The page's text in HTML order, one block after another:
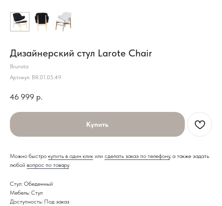
Дизайнерский стул Larote Chair
Brunsta
Артикул: BR.01.05.49
46 999 р.
Купить
Можно быстро купить в один клик или сделать заказ по телефону, а также задать
любой вопрос по товару.
Стул: Обеденный
Мебель: Стул
Доступность: Под заказ